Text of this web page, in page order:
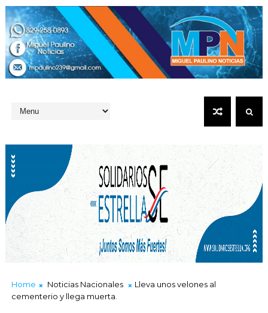
Home Noticias Nacionales
Lleva unos velones al
cementerio y llega muerta.